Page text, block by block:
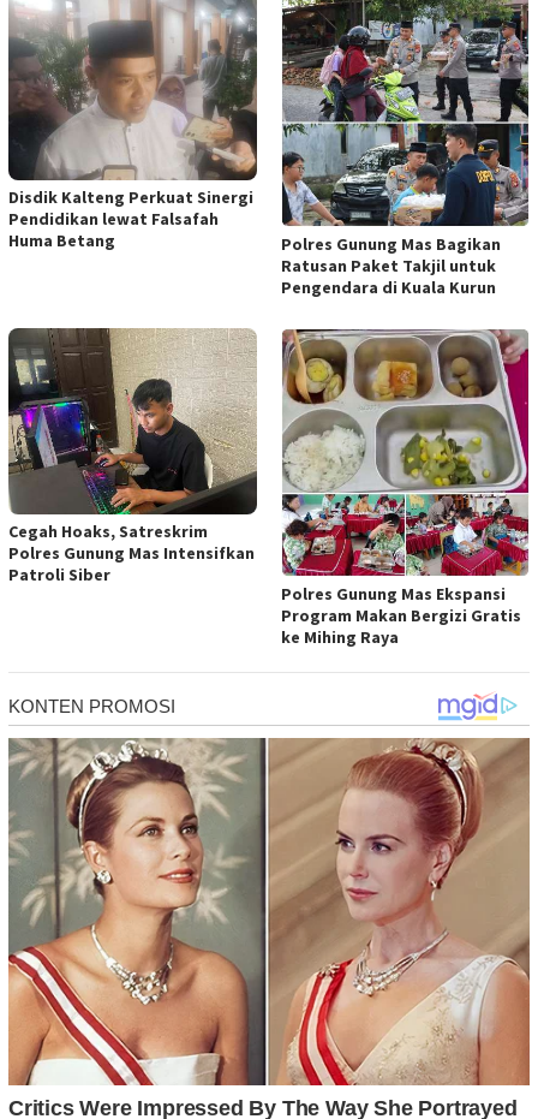
Disdik Kalteng Perkuat Sinergi
Pendidikan lewat Falsafah
Huma Betang
Polres Gunung Mas Bagikan
Ratusan Paket Takjil untuk
Pengendara di Kuala Kurun
Cegah Hoaks, Satreskrim
Polres Gunung Mas Intensifkan
Patroli Siber
Polres Gunung Mas Ekspansi
Program Makan Bergizi Gratis
ke Mihing Raya